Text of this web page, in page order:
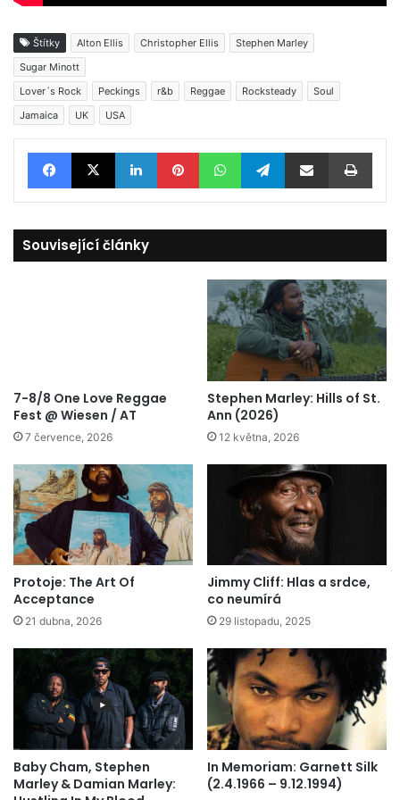
Štítky Alton Ellis Christopher Ellis
Stephen Marley
Sugar Minott
Lover´s Rock
Peckings r&b Reggae Rocksteady
Soul
Jamaica
UK USA
Facebook X LinkedIn Pinterest WhatsApp Telegram Sdílet e-mailem
Související články
7-8/8 One Love Reggae
Fest @ Wiesen / AT
7 července, 2026
Stephen Marley: Hills of St.
Ann (2026)
12 května, 2026
Protoje: The Art Of
Acceptance
21 dubna, 2026
Jimmy Cliff: Hlas a srdce,
co neumírá
29 listopadu, 2025
Baby Cham, Stephen
Marley & Damian Marley:
In Memoriam: Garnett Silk
(2.4.1966 – 9.12.1994)